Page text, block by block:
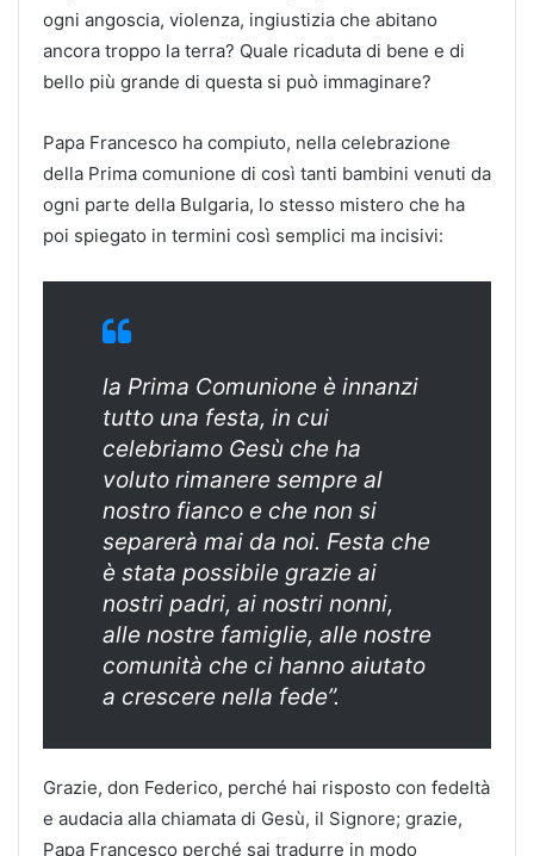
ogni angoscia, violenza, ingiustizia che abitano
ancora troppo la terra? Quale ricaduta di bene e di
bello più grande di questa si può immaginare?
Papa Francesco ha compiuto, nella celebrazione
della Prima comunione di così tanti bambini venuti da
ogni parte della Bulgaria, lo stesso mistero che ha
poi spiegato in termini così semplici ma incisivi:
la Prima Comunione è innanzi
tutto una festa, in cui
celebriamo Gesù che ha
voluto rimanere sempre al
nostro fianco e che non si
separerà mai da noi. Festa che
è stata possibile grazie ai
nostri padri, ai nostri nonni,
alle nostre famiglie, alle nostre
comunità che ci hanno aiutato
a crescere nella fede”.
Grazie, don Federico, perché hai risposto con fedeltà
e audacia alla chiamata di Gesù, il Signore; grazie,
Papa Francesco perché sai tradurre in modo